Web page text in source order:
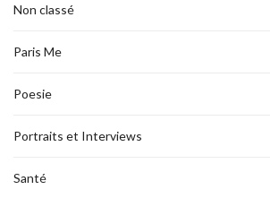
Non classé
Paris Me
Poesie
Portraits et Interviews
Santé